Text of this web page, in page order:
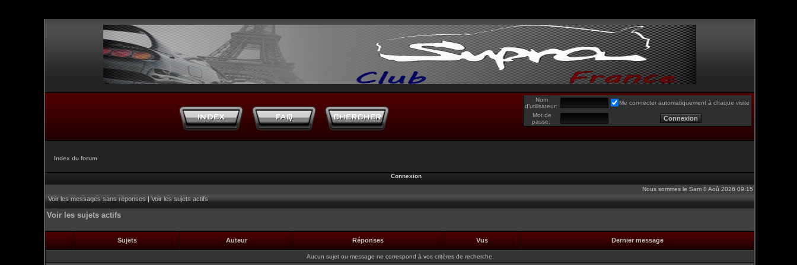
Nom
d’utilisateur:
Me connecter automatiquement à chaque visite
Mot de
passe:
Index du forum
Connexion
Nous sommes le Sam 8 Aoû 2026 09:15
Voir les messages sans réponses|Voir les sujets actifs
Voir les sujets actifs
Sujets Auteur Réponses Vus Dernier message
Aucun sujet ou message ne correspond à vos critères de recherche.